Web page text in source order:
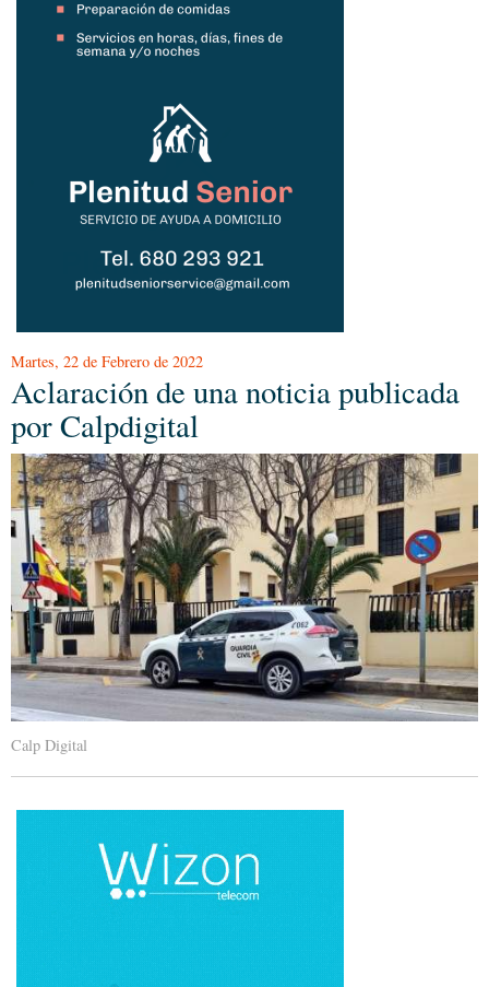
Martes, 22 de Febrero de 2022
Aclaración de una noticia publicada
por Calpdigital
Calp Digital